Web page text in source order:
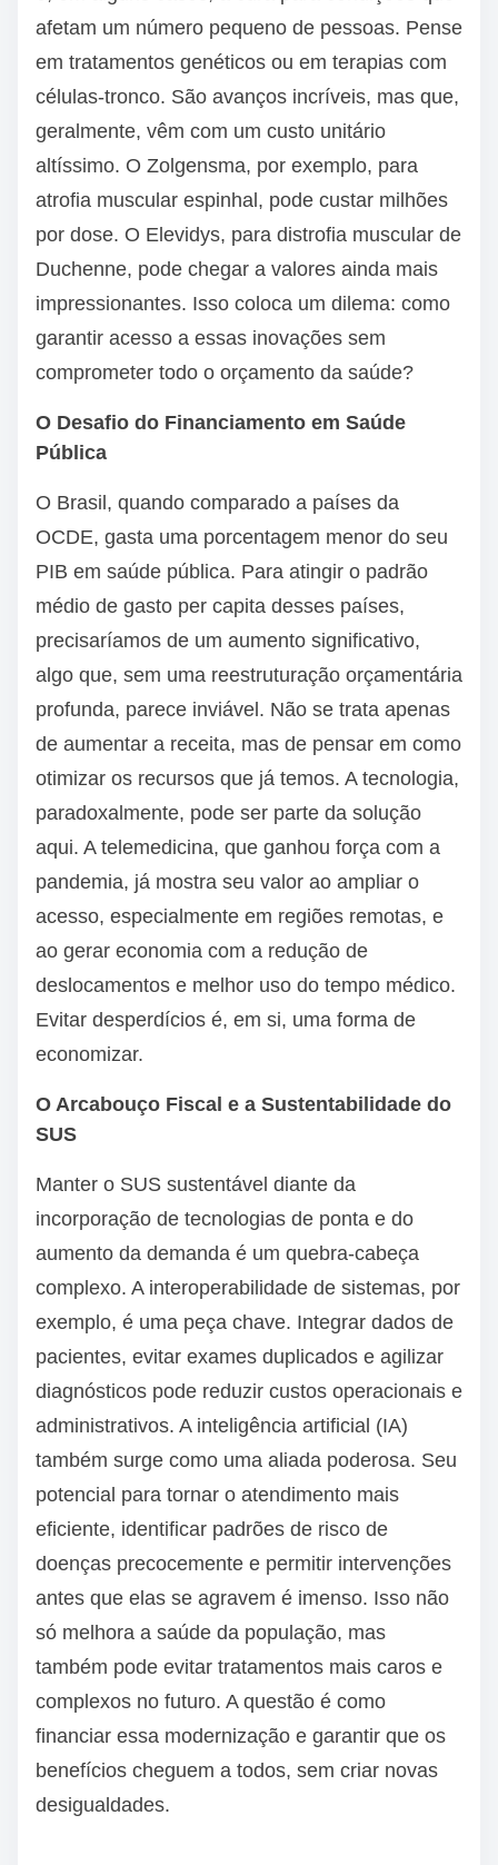
afetam um número pequeno de pessoas. Pense
em tratamentos genéticos ou em terapias com
células-tronco. São avanços incríveis, mas que,
geralmente, vêm com um custo unitário
altíssimo. O Zolgensma, por exemplo, para
atrofia muscular espinhal, pode custar milhões
por dose. O Elevidys, para distrofia muscular de
Duchenne, pode chegar a valores ainda mais
impressionantes. Isso coloca um dilema: como
garantir acesso a essas inovações sem
comprometer todo o orçamento da saúde?
O Desafio do Financiamento em Saúde
Pública
O Brasil, quando comparado a países da
OCDE, gasta uma porcentagem menor do seu
PIB em saúde pública. Para atingir o padrão
médio de gasto per capita desses países,
precisaríamos de um aumento significativo,
algo que, sem uma reestruturação orçamentária
profunda, parece inviável. Não se trata apenas
de aumentar a receita, mas de pensar em como
otimizar os recursos que já temos. A tecnologia,
paradoxalmente, pode ser parte da solução
aqui. A telemedicina, que ganhou força com a
pandemia, já mostra seu valor ao ampliar o
acesso, especialmente em regiões remotas, e
ao gerar economia com a redução de
deslocamentos e melhor uso do tempo médico.
Evitar desperdícios é, em si, uma forma de
economizar.
O Arcabouço Fiscal e a Sustentabilidade do
SUS
Manter o SUS sustentável diante da
incorporação de tecnologias de ponta e do
aumento da demanda é um quebra-cabeça
complexo. A interoperabilidade de sistemas, por
exemplo, é uma peça chave. Integrar dados de
pacientes, evitar exames duplicados e agilizar
diagnósticos pode reduzir custos operacionais e
administrativos. A inteligência artificial (IA)
também surge como uma aliada poderosa. Seu
potencial para tornar o atendimento mais
eficiente, identificar padrões de risco de
doenças precocemente e permitir intervenções
antes que elas se agravem é imenso. Isso não
só melhora a saúde da população, mas
também pode evitar tratamentos mais caros e
complexos no futuro. A questão é como
financiar essa modernização e garantir que os
benefícios cheguem a todos, sem criar novas
desigualdades.